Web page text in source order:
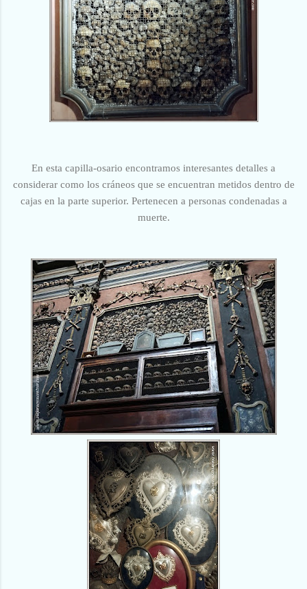
En esta capilla-osario encontramos interesantes detalles a
considerar como los cráneos que se encuentran metidos dentro de
cajas en la parte superior. Pertenecen a personas condenadas a
muerte.